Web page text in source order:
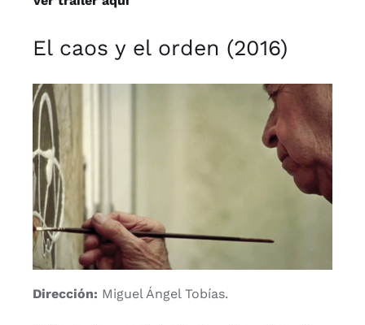
El caos y el orden (2016)
Dirección: Miguel Ángel Tobías.